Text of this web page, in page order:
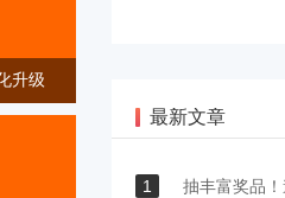
升级
最新文章
1 抽丰富奖品！道一云×中国信通